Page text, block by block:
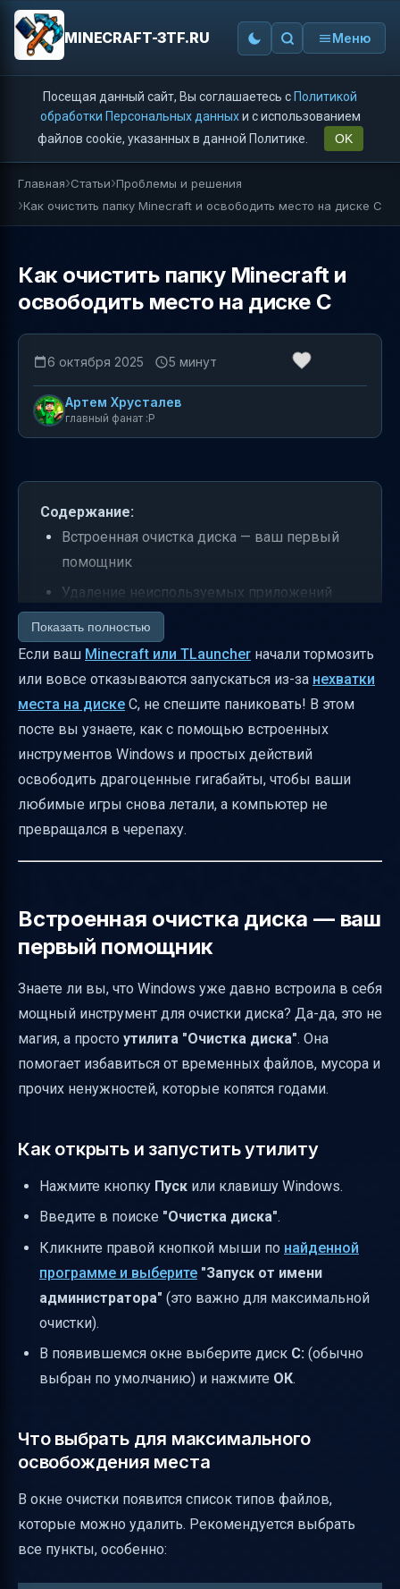
MINECRAFT-3TF.RU Меню
Посещая данный сайт, Вы соглашаетесь с Политикой
обработки Персональных данныхи с использованием
файлов cookie, указанных в данной Политике.
OK
Главная Статьи Проблемы и решения
Как очистить папку Minecraft и освободить место на диске C
Как очистить папку Minecraft и
освободить место на диске C
6 октября 2025 5 минут
Артем Хрусталев
главный фанат :P
Содержание:
Встроенная очистка диска — ваш первый
помощник
Удаление неиспользуемых приложений
через Панель управления
Очистка папки Temp через команду
%TEMP%
Работа с папкой Загрузки
Проверка освобожденного места
Последовательность действий для
максимального эффекта
Показать полностью
Если ваш Minecraft или TLauncher начали тормозить
или вовсе отказываются запускаться из-за нехватки
места на диске C, не спешите паниковать! В этом
посте вы узнаете, как с помощью встроенных
инструментов Windows и простых действий
освободить драгоценные гигабайты, чтобы ваши
любимые игры снова летали, а компьютер не
превращался в черепаху.
Встроенная очистка диска — ваш
первый помощник
Знаете ли вы, что Windows уже давно встроила в себя
мощный инструмент для очистки диска? Да-да, это не
магия, а просто утилита "Очистка диска". Она
помогает избавиться от временных файлов, мусора и
прочих ненужностей, которые копятся годами.
Как открыть и запустить утилиту
Нажмите кнопку Пуск или клавишу Windows.
Введите в поиске "Очистка диска".
Кликните правой кнопкой мыши по найденной
программе и выберите "Запуск от имени
администратора" (это важно для максимальной
очистки).
В появившемся окне выберите диск C: (обычно
выбран по умолчанию) и нажмите ОК.
Что выбрать для максимального
освобождения места
В окне очистки появится список типов файлов,
которые можно удалить. Рекомендуется выбрать
все пункты, особенно: